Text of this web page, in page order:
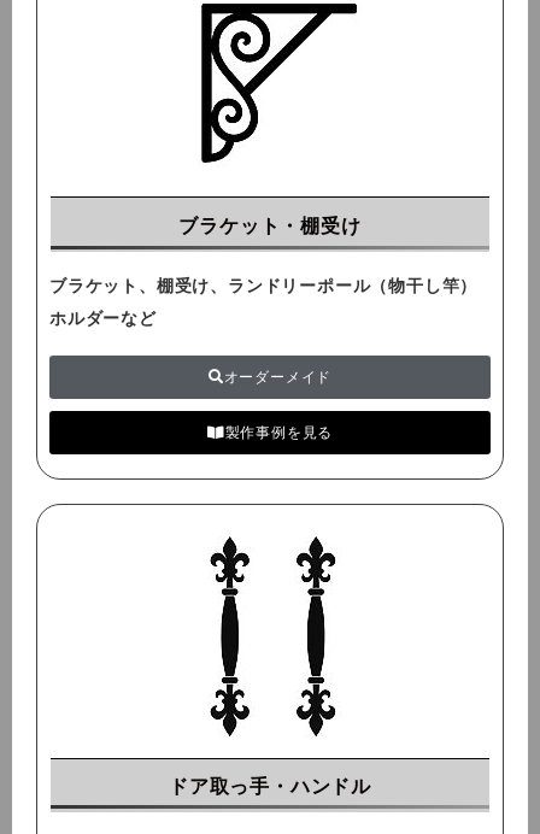
ブラケット・棚受け
ブラケット、棚受け、ランドリーポール（物干し竿）
ホルダーなど
オーダーメイド
製作事例を見る
ドア取っ手・ハンドル